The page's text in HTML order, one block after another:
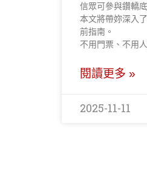
信眾可參與鑽轎
本文將帶妳深入
前指南。
不用門票、不用
閱讀更多 »
2025-11-11